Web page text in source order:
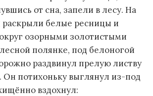
от сна, запели в лесу. На
белые ресницы и
озорными золотистыми
полянке, под белоногой
раздвинул прелую листву
Он потихоньку выглянул из-под
вздохнул: